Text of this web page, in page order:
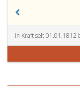
In Kraft seit 01.01.1812